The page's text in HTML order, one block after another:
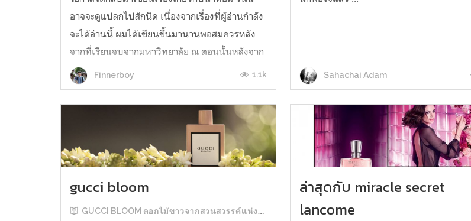
อาจจะดูแปลกไปสักนิด เนื่องจากเรื่องที่ผู้อ่านกำลัง
จะได้อ่านนี้ ผมได้เขียนขึ้นมานานพอสมควรหลัง
จากที่เรียนจบจากมหาวิทยาลัย ณ ตอนนั้นหลังจาก
ทำวิทยานิพนธ์เรื่องน้ำหอมเสร็จ ก็ยังคงมีไฟในการ
เขียนเรื่องเกี่ยวกั...
Finnerboy 1.1k Sahachai Adam
gucci bloom
GUCCI BLOOM ดอกไม้ขาวจากสวนสวรรค์แห่งพระเจ้า
ล่าสุดกับ miracle secret
lancome